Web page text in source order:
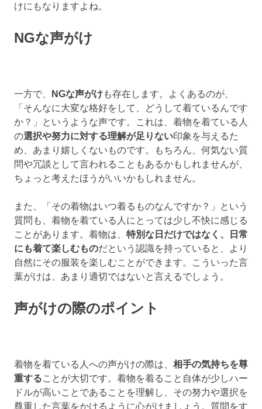
けにもなりますよね。
NGな声がけ
一方で、 NGな声がけも存在します。よくあるのが、
「そんなに大変な格好をして、どうして着ているんです
か？」というような声です。これは、着物を着ている人
の選択や努力に対する理解が足りない印象を与えるた
め、あまり嬉しくないものです。もちろん、何気ない質
問や冗談として言われることもあるかもしれませんが、
ちょっと考えたほうがいいかもしれません。
また、「その着物はいつ着るものなんですか？」という
質問も、着物を着ている人にとっては少し不快に感じる
ことがあります。着物は、 特別な日だけではなく、日常
にも着て楽しむものだという認識を持っていると、より
自然にその服装を楽しむことができます。こういった言
葉がけは、あまり適切ではないと言えるでしょう。
声がけの際のポイント
着物を着ている人への声がけの際は、 相手の気持ちを尊
重することが大切です。着物を着ること自体が少しハー
ドルが高いことであることを理解し、その努力や選択を
尊重した言葉をかけるように心がけましょう。質問をす